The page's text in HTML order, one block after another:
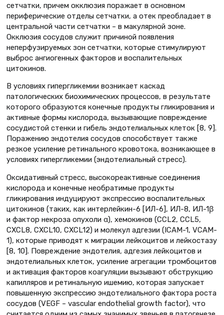
сетчатки, причем окклюзия поражает в основном
периферические отделы сетчатки, а отек преобладает в
центральной части сетчатки – в макулярной зоне.
Окклюзия сосудов служит причиной появления
неперфузируемых зон сетчатки, которые стимулируют
выброс ангиогенных факторов и воспалительных
цитокинов.
В условиях гипергликемии возникает каскад
патологических биохимических процессов, в результате
которого образуются конечные продукты гликирования и
активные формы кислорода, вызывающие повреждение
сосудистой стенки и гибель эндотелиальных клеток [8, 9].
Поражению эндотелия сосудов способствует также
резкое усиление ретинального кровотока, возникающее в
условиях гипергликемии (эндотелиальный стресс).
Оксидативный стресс, высокореактивные соединения
кислорода и конечные необратимые продукты
гликирования индуцируют экспрессию воспалительных
цитокинов (таких, как интерлейкин-6 [ИЛ-6], ИЛ-8, ИЛ-1β
и фактор некроза опухоли α), хемокинов (CCL2, CCL5,
CXCL8, CXCL10, CXCL12) и молекул адгезии (ICAM-1, VCAM-
1), которые приводят к миграции лейкоцитов и лейкостазу
[8, 10]. Повреждение эндотелия, адгезия лейкоцитов и
эндотелиальных клеток, усиление агрегации тромбоцитов
и активация факторов коагуляции вызывают обструкцию
капилляров и ретинальную ишемию, которая запускает
повышенную экспрессию эндотелиального фактора роста
сосудов (VEGF – vascular endothelial growth factor), что